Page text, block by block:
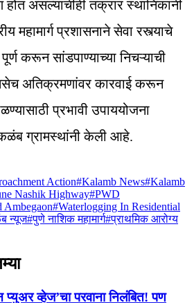
होत असल्याचीही तक्रार स्थानिकांनी
महामार्ग प्रशासनाने सेवा रस्त्याचे
करून सांडपाण्याच्या निचऱ्याची
अतिक्रमणांवर कारवाई करून
प्रभावी उपाययोजना
ग्रामस्थांनी केली आहे.
Action#Kalamb News#Kalamb
Nashik Highway#PWD
Ambegaon#Waterlogging In Residential
न्यूज#पुणे नाशिक महामार्ग#प्राथमिक आरोग्य
प्युअर व्हेज’चा परवाना निलंबित! पण